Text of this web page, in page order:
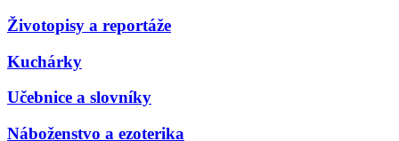
Životopisy a reportáže
Kuchárky
Učebnice a slovníky
Náboženstvo a ezoterika